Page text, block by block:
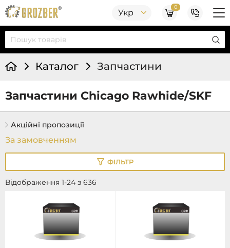
Укр
0
Каталог Запчастини
Запчастини Chicago Rawhide/SKF
Акційні пропозиції
Відображення 1-24 з 636
ФІЛЬТР